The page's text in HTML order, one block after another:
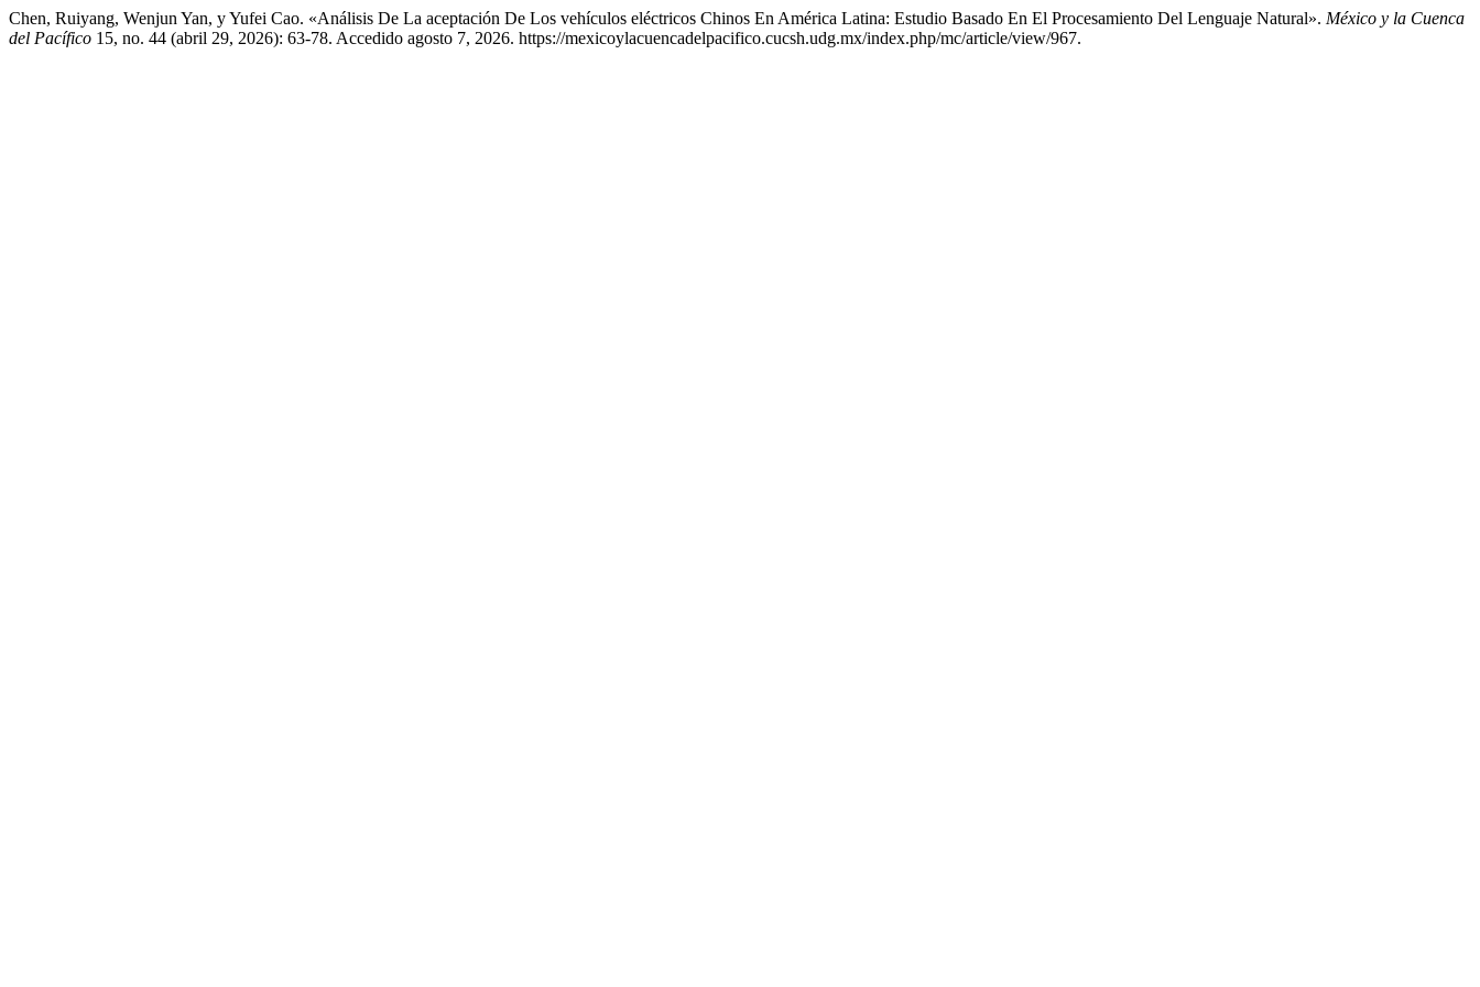
Chen, Ruiyang, Wenjun Yan, y Yufei Cao. «Análisis De La aceptación De Los vehículos eléctricos Chinos En América Latina: Estudio Basado En El Procesamiento Del Lenguaje Natural». México y la Cuenca
del Pacífico 15, no. 44 (abril 29, 2026): 63-78. Accedido agosto 7, 2026. https://mexicoylacuencadelpacifico.cucsh.udg.mx/index.php/mc/article/view/967.